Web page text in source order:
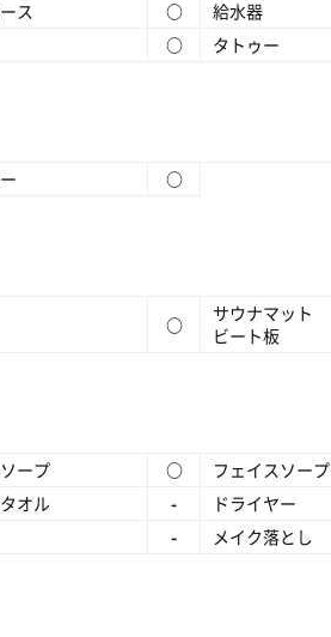
ス ○ 給水器
○ タトゥー
○
○
サウナマット
ビート板
ープ ○ フェイスソープ
オル - ドライヤー
- メイク落とし